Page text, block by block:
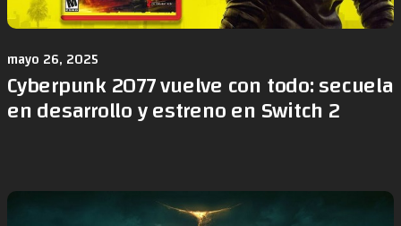
mayo 26, 2025
Cyberpunk 2077 vuelve con todo: secuela
en desarrollo y estreno en Switch 2